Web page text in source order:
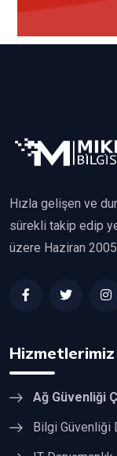
Hızla gelişen ve
sürekli takip edip
üzere Haziran
Hizmetlerimiz
Ağ Güvenliği
Bilgi Güvenliği